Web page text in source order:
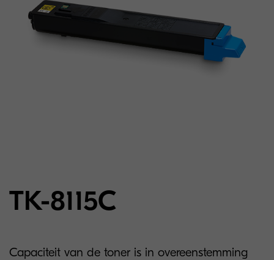
TK-8115C
Capaciteit van de toner is in overeenstemming